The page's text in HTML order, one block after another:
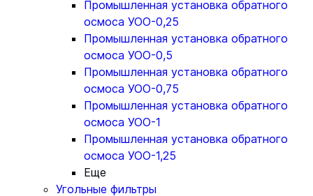
Промышленная установка обратного
осмоса УОО-0,25
Промышленная установка обратного
осмоса УОО-0,5
Промышленная установка обратного
осмоса УОО-0,75
Промышленная установка обратного
осмоса УОО-1
Промышленная установка обратного
осмоса УОО-1,25
Еще
Угольные фильтры